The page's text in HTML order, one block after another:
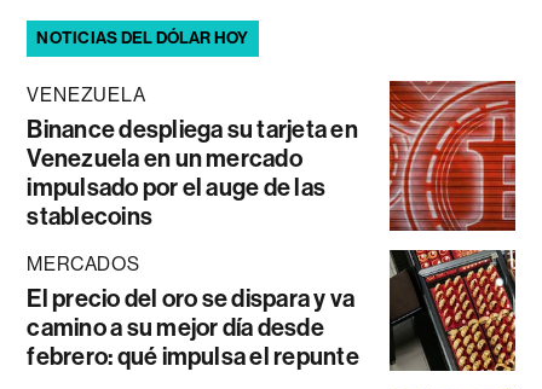
NOTICIAS DEL DÓLAR HOY
VENEZUELA
Binance despliega su tarjeta en
Venezuela en un mercado
impulsado por el auge de las
stablecoins
MERCADOS
El precio del oro se dispara y va
camino a su mejor día desde
febrero: qué impulsa el repunte